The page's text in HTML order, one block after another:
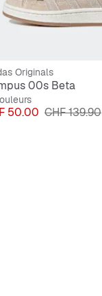
Originals
00s Beta
50.00 Prix original
CHF 139.90